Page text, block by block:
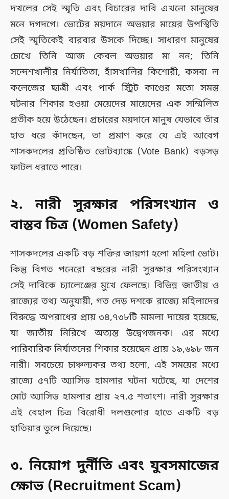
দখলের সেই স্মৃতি এবং বিচারের দাবি এখনো মানুষের
মনে দগদগে। ভোটের ময়দানে অভয়ার মায়ের উপস্থিতি
সেই স্মৃতিকেই বারবার উসকে দিচ্ছে। সাধারণ মানুষের
চোখে তিনি আজ কেবল অভয়ার মা নন; তিনি
সন্দেশখালীর নির্যাতিতা, হাঁসখালির কিশোরী, কসবা ল
কলেজের ছাত্রী এবং পার্ক স্ট্রিট কাণ্ডের মতো সমস্ত
ঘটনার শিকার হওয়া মেয়েদের মায়েদের এক সম্মিলিত
প্রতীক হয়ে উঠেছেন। প্রচারের ময়দানে মানুষ যেভাবে তাঁর
হাত ধরে কাঁদছেন, তা প্রমাণ করে যে এই আবেগ
শাসকদলের প্রতিষ্ঠিত ভোটব্যাঙ্কে (Vote Bank) বড়সড়
ফাটল ধরাতে পারে।
২. নারী সুরক্ষার পরিসংখ্যান ও
বাস্তব চিত্র (Women Safety)
শাসকদলের একটি বড় শক্তির জায়গা হলো মহিলা ভোট।
কিন্তু বিগত পনেরো বছরের নারী সুরক্ষার পরিসংখ্যান
সেই দাবিকে চ্যালেঞ্জের মুখে ফেলছে। বিভিন্ন জাতীয় ও
রাজ্যের তথ্য অনুযায়ী, গত দেড় দশকে রাজ্যে মহিলাদের
বিরুদ্ধে অপরাধের প্রায় ৩৪,৭৩৮টি মামলা দায়ের হয়েছে,
যা জাতীয় নিরিখে অত্যন্ত উদ্বেগজনক। এর মধ্যে
পারিবারিক নির্যাতনের শিকার হয়েছেন প্রায় ১৯,৬৯৮ জন
নারী। সবচেয়ে চাঞ্চল্যকর তথ্য হলো, এই সময়ের মধ্যে
রাজ্যে ৫৭টি অ্যাসিড হামলার ঘটনা ঘটেছে, যা দেশের
মোট অ্যাসিড হামলার প্রায় ২৭.৫ শতাংশ। নারী সুরক্ষার
এই বেহাল চিত্র বিরোধী দলগুলোর হাতে একটি বড়
হাতিয়ার তুলে দিয়েছে।
৩. নিয়োগ দুর্নীতি এবং যুবসমাজের
ক্ষোভ (Recruitment Scam)